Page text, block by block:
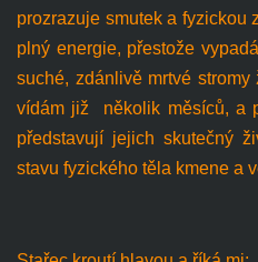
prozrazuje smutek a fyzickou
plný energie, přestože
suché, zdánlivě mrtvé
vídám již několik měsíců, a
představují jejich skutečný
stavu fyzického těla kmene a